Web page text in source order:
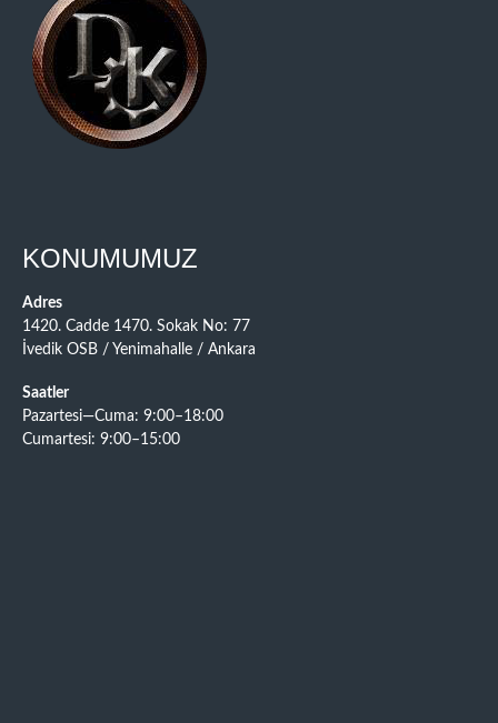
KONUMUMUZ
Adres
1420. Cadde 1470. Sokak No: 77
İvedik OSB / Yenimahalle / Ankara
Saatler
Pazartesi—Cuma: 9:00–18:00
Cumartesi: 9:00–15:00